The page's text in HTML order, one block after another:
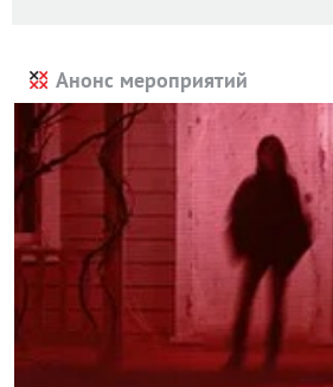
Анонс мероприятий